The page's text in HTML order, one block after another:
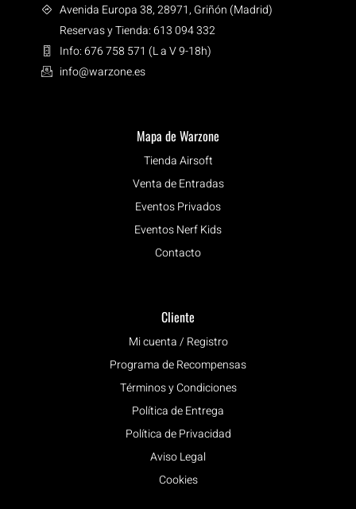
Avenida Europa 38, 28971, Griñón (Madrid)
Reservas y Tienda: 613 094 332
Info: 676 758 571 (L a V 9-18h)
info@warzone.es
Mapa de Warzone
Tienda Airsoft
Venta de Entradas
Eventos Privados
Eventos Nerf Kids
Contacto
Cliente
Mi cuenta / Registro
Programa de Recompensas
Términos y Condiciones
Política de Entrega
Política de Privacidad
Aviso Legal
Cookies